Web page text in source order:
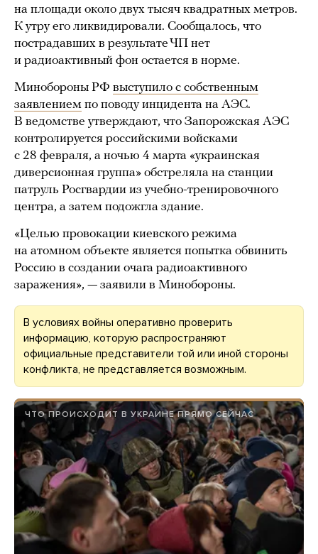
на площади около двух тысяч квадратных метров.
К утру его ликвидировали. Сообщалось, что
пострадавших в результате ЧП нет
и радиоактивный фон остается в норме.
Минобороны РФ выступило с собственным
заявлением по поводу инцидента на АЭС.
В ведомстве утверждают, что Запорожская АЭС
контролируется российскими войсками
с 28 февраля, а ночью 4 марта «украинская
диверсионная группа» обстреляла на станции
патруль Росгвардии из учебно-тренировочного
центра, а затем подожгла здание.
«Целью провокации киевского режима
на атомном объекте является попытка обвинить
Россию в создании очага радиоактивного
заражения», — заявили в Минобороны.
В условиях войны оперативно проверить
информацию, которую распространяют
официальные представители той или иной стороны
конфликта, не представляется возможным.
ЧТО ПРОИСХОДИТ В УКРАИНЕ ПРЯМО СЕЙЧАС